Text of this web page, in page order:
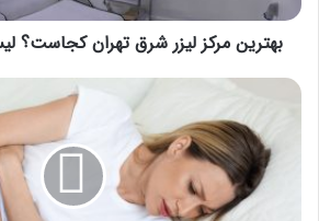
تایی
1402بهترین مرکز لیزر شرق تهران کجاست؟ لیست 10
واژینیسموس
واژینیسموس